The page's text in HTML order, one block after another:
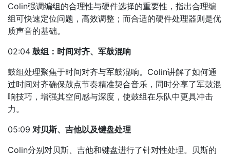
Colin强调编组的合理性与硬件选择的重要性，指出合理编
组可快速定位问题，高效调整；而合适的硬件处理器则是优
质声音的基础。
02:04 鼓组：时间对齐、军鼓混响
鼓组处理聚焦于时间对齐与军鼓混响。Colin讲解了如何通
过时间对齐确保鼓点节奏精准契合音乐，同时分享了军鼓混
响技巧，增强其空间感与深度，使鼓组在乐队中更具冲击
力。
05:09 对贝斯、吉他以及键盘处理
Colin分别对贝斯、吉他和键盘进行了针对性处理。贝斯的